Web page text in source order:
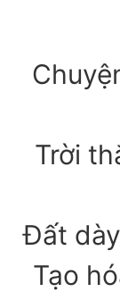
Trời
Đất
Tạo